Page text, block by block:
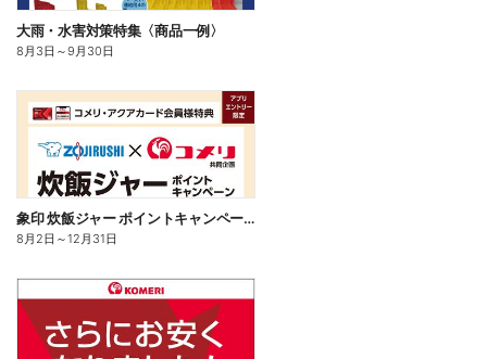
大雨・水害対策特集〈商品一例〉
8月3日 ～9月30日
象印 炊飯ジャー ポイントキャンペーン
8月2日 ～12月31日